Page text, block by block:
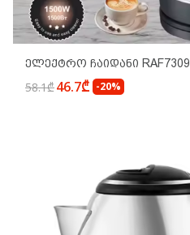
Ელექტრო Ჩაიდანი RAF7309
58.1₾46.7₾ -20%